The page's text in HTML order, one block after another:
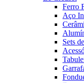
Ferro
Aço
Sets